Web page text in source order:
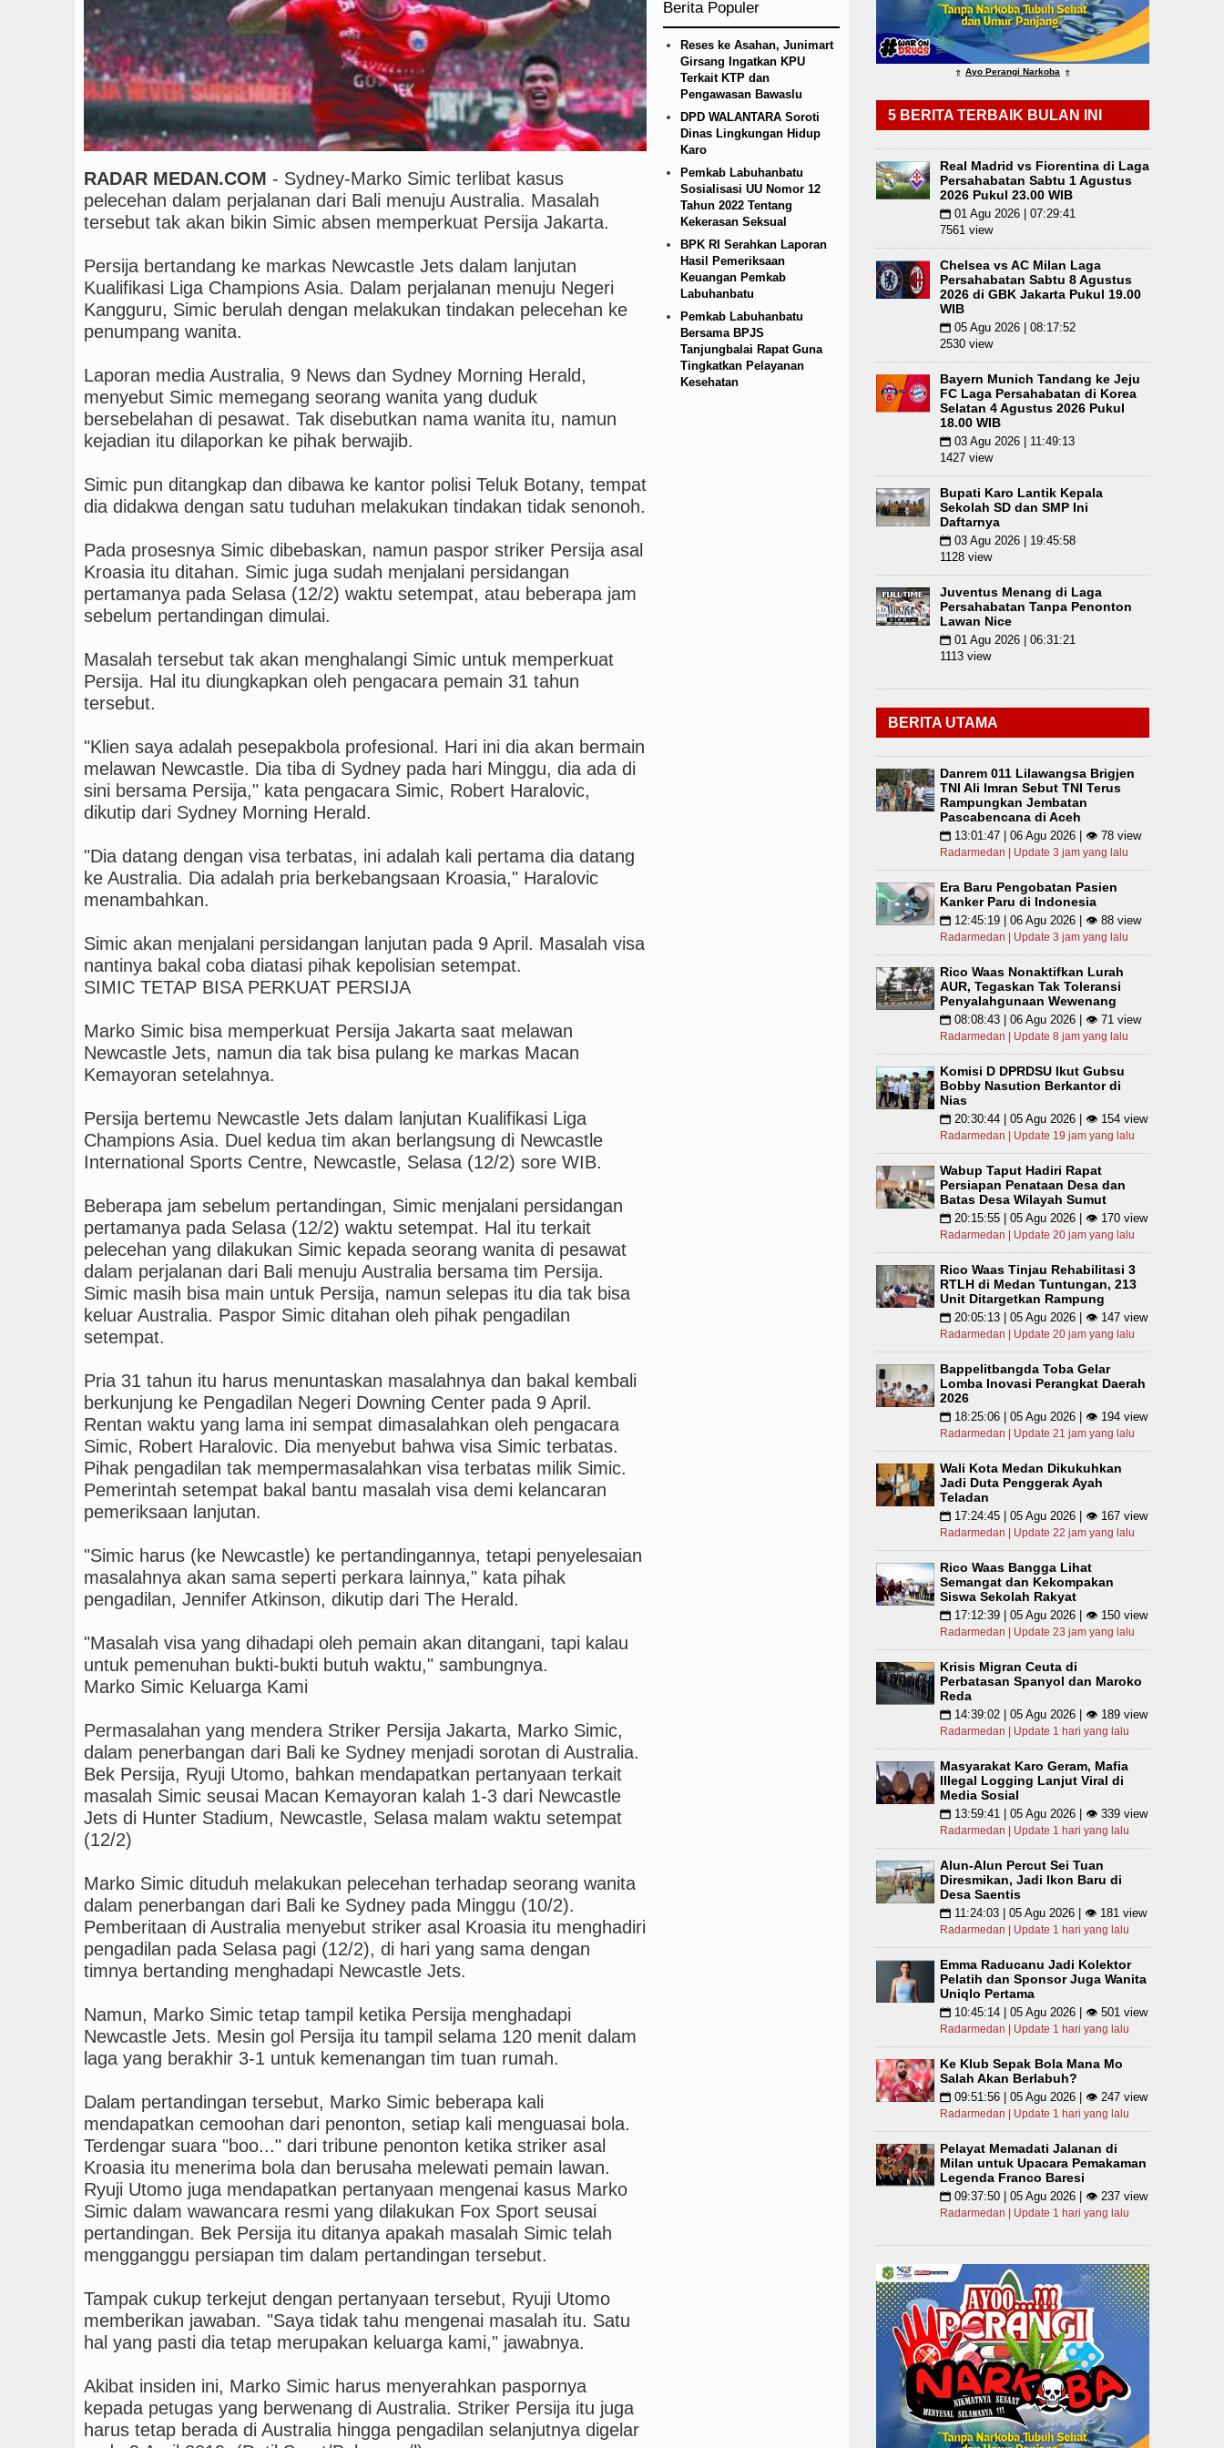
Era Baru Pengobatan Pasien Kanker Paru di Indonesia Rico Waas Nonaktifkan Lurah AUR, Tegaskan Tak Toleransi
RADAR MEDAN.COM - Sydney-Marko Simic terlibat kasus
pelecehan dalam perjalanan dari Bali menuju Australia. Masalah
tersebut tak akan bikin Simic absen memperkuat Persija Jakarta.
Persija bertandang ke markas Newcastle Jets dalam lanjutan
Kualifikasi Liga Champions Asia. Dalam perjalanan menuju Negeri
Kangguru, Simic berulah dengan melakukan tindakan pelecehan ke
penumpang wanita.
Laporan media Australia, 9 News dan Sydney Morning Herald,
menyebut Simic memegang seorang wanita yang duduk
bersebelahan di pesawat. Tak disebutkan nama wanita itu, namun
kejadian itu dilaporkan ke pihak berwajib.
Simic pun ditangkap dan dibawa ke kantor polisi Teluk Botany, tempat
dia didakwa dengan satu tuduhan melakukan tindakan tidak senonoh.
Pada prosesnya Simic dibebaskan, namun paspor striker Persija asal
Kroasia itu ditahan. Simic juga sudah menjalani persidangan
pertamanya pada Selasa (12/2) waktu setempat, atau beberapa jam
sebelum pertandingan dimulai.
Masalah tersebut tak akan menghalangi Simic untuk memperkuat
Persija. Hal itu diungkapkan oleh pengacara pemain 31 tahun
tersebut.
"Klien saya adalah pesepakbola profesional. Hari ini dia akan bermain
melawan Newcastle. Dia tiba di Sydney pada hari Minggu, dia ada di
sini bersama Persija," kata pengacara Simic, Robert Haralovic,
dikutip dari Sydney Morning Herald.
"Dia datang dengan visa terbatas, ini adalah kali pertama dia datang
ke Australia. Dia adalah pria berkebangsaan Kroasia," Haralovic
menambahkan.
Simic akan menjalani persidangan lanjutan pada 9 April. Masalah visa
nantinya bakal coba diatasi pihak kepolisian setempat.
SIMIC TETAP BISA PERKUAT PERSIJA
Marko Simic bisa memperkuat Persija Jakarta saat melawan
Newcastle Jets, namun dia tak bisa pulang ke markas Macan
Kemayoran setelahnya.
Persija bertemu Newcastle Jets dalam lanjutan Kualifikasi Liga
Champions Asia. Duel kedua tim akan berlangsung di Newcastle
International Sports Centre, Newcastle, Selasa (12/2) sore WIB.
Beberapa jam sebelum pertandingan, Simic menjalani persidangan
pertamanya pada Selasa (12/2) waktu setempat. Hal itu terkait
pelecehan yang dilakukan Simic kepada seorang wanita di pesawat
dalam perjalanan dari Bali menuju Australia bersama tim Persija.
Simic masih bisa main untuk Persija, namun selepas itu dia tak bisa
keluar Australia. Paspor Simic ditahan oleh pihak pengadilan
setempat.
Pria 31 tahun itu harus menuntaskan masalahnya dan bakal kembali
berkunjung ke Pengadilan Negeri Downing Center pada 9 April.
Rentan waktu yang lama ini sempat dimasalahkan oleh pengacara
Simic, Robert Haralovic. Dia menyebut bahwa visa Simic terbatas.
Pihak pengadilan tak mempermasalahkan visa terbatas milik Simic.
Pemerintah setempat bakal bantu masalah visa demi kelancaran
pemeriksaan lanjutan.
"Simic harus (ke Newcastle) ke pertandingannya, tetapi penyelesaian
masalahnya akan sama seperti perkara lainnya," kata pihak
pengadilan, Jennifer Atkinson, dikutip dari The Herald.
"Masalah visa yang dihadapi oleh pemain akan ditangani, tapi kalau
untuk pemenuhan bukti-bukti butuh waktu," sambungnya.
Marko Simic Keluarga Kami
Permasalahan yang mendera Striker Persija Jakarta, Marko Simic,
dalam penerbangan dari Bali ke Sydney menjadi sorotan di Australia.
Bek Persija, Ryuji Utomo, bahkan mendapatkan pertanyaan terkait
masalah Simic seusai Macan Kemayoran kalah 1-3 dari Newcastle
Jets di Hunter Stadium, Newcastle, Selasa malam waktu setempat
(12/2)
Marko Simic dituduh melakukan pelecehan terhadap seorang wanita
dalam penerbangan dari Bali ke Sydney pada Minggu (10/2).
Pemberitaan di Australia menyebut striker asal Kroasia itu menghadiri
pengadilan pada Selasa pagi (12/2), di hari yang sama dengan
timnya bertanding menghadapi Newcastle Jets.
Namun, Marko Simic tetap tampil ketika Persija menghadapi
Newcastle Jets. Mesin gol Persija itu tampil selama 120 menit dalam
laga yang berakhir 3-1 untuk kemenangan tim tuan rumah.
Dalam pertandingan tersebut, Marko Simic beberapa kali
mendapatkan cemoohan dari penonton, setiap kali menguasai bola.
Terdengar suara "boo..." dari tribune penonton ketika striker asal
Kroasia itu menerima bola dan berusaha melewati pemain lawan.
Ryuji Utomo juga mendapatkan pertanyaan mengenai kasus Marko
Simic dalam wawancara resmi yang dilakukan Fox Sport seusai
pertandingan. Bek Persija itu ditanya apakah masalah Simic telah
mengganggu persiapan tim dalam pertandingan tersebut.
Tampak cukup terkejut dengan pertanyaan tersebut, Ryuji Utomo
memberikan jawaban. "Saya tidak tahu mengenai masalah itu. Satu
hal yang pasti dia tetap merupakan keluarga kami," jawabnya.
Akibat insiden ini, Marko Simic harus menyerahkan paspornya
kepada petugas yang berwenang di Australia. Striker Persija itu juga
harus tetap berada di Australia hingga pengadilan selanjutnya digelar
Berita Populer
Reses ke Asahan, Junimart
Girsang Ingatkan KPU
Terkait KTP dan
Pengawasan Bawaslu
DPD WALANTARA Soroti
Dinas Lingkungan Hidup
Karo
Pemkab Labuhanbatu
Sosialisasi UU Nomor 12
Tahun 2022 Tentang
Kekerasan Seksual
BPK RI Serahkan Laporan
Hasil Pemeriksaan
Keuangan Pemkab
Labuhanbatu
Pemkab Labuhanbatu
Bersama BPJS
Tanjungbalai Rapat Guna
Tingkatkan Pelayanan
Kesehatan
⇑ Ayo Perangi Narkoba ⇑
5 BERITA TERBAIK BULAN INI
Real Madrid vs Fiorentina di Laga
Persahabatan Sabtu 1 Agustus
2026 Pukul 23.00 WIB
📅 01 Agu 2026 | 07:29:41
7561 view
Chelsea vs AC Milan Laga
Persahabatan Sabtu 8 Agustus
2026 di GBK Jakarta Pukul 19.00
WIB
📅 05 Agu 2026 | 08:17:52
2530 view
Bayern Munich Tandang ke Jeju
FC Laga Persahabatan di Korea
Selatan 4 Agustus 2026 Pukul
18.00 WIB
📅 03 Agu 2026 | 11:49:13
1427 view
Bupati Karo Lantik Kepala
Sekolah SD dan SMP Ini
Daftarnya
📅 03 Agu 2026 | 19:45:58
1128 view
Juventus Menang di Laga
Persahabatan Tanpa Penonton
Lawan Nice
📅 01 Agu 2026 | 06:31:21
1113 view
BERITA UTAMA
Danrem 011 Lilawangsa Brigjen
TNI Ali Imran Sebut TNI Terus
Rampungkan Jembatan
Pascabencana di Aceh
📅 13:01:47 | 06 Agu 2026 | 👁 78 view
Radarmedan | Update 3 jam yang lalu
Era Baru Pengobatan Pasien
Kanker Paru di Indonesia
📅 12:45:19 | 06 Agu 2026 | 👁 88 view
Radarmedan | Update 3 jam yang lalu
Rico Waas Nonaktifkan Lurah
AUR, Tegaskan Tak Toleransi
Penyalahgunaan Wewenang
📅 08:08:43 | 06 Agu 2026 | 👁 71 view
Radarmedan | Update 8 jam yang lalu
Komisi D DPRDSU Ikut Gubsu
Bobby Nasution Berkantor di
Nias
📅 20:30:44 | 05 Agu 2026 | 👁 154 view
Radarmedan | Update 19 jam yang lalu
Wabup Taput Hadiri Rapat
Persiapan Penataan Desa dan
Batas Desa Wilayah Sumut
📅 20:15:55 | 05 Agu 2026 | 👁 170 view
Radarmedan | Update 20 jam yang lalu
Rico Waas Tinjau Rehabilitasi 3
RTLH di Medan Tuntungan, 213
Unit Ditargetkan Rampung
📅 20:05:13 | 05 Agu 2026 | 👁 147 view
Radarmedan | Update 20 jam yang lalu
Bappelitbangda Toba Gelar
Lomba Inovasi Perangkat Daerah
2026
📅 18:25:06 | 05 Agu 2026 | 👁 194 view
Radarmedan | Update 21 jam yang lalu
Wali Kota Medan Dikukuhkan
Jadi Duta Penggerak Ayah
Teladan
📅 17:24:45 | 05 Agu 2026 | 👁 167 view
Radarmedan | Update 22 jam yang lalu
Rico Waas Bangga Lihat
Semangat dan Kekompakan
Siswa Sekolah Rakyat
📅 17:12:39 | 05 Agu 2026 | 👁 150 view
Radarmedan | Update 23 jam yang lalu
Krisis Migran Ceuta di
Perbatasan Spanyol dan Maroko
Reda
📅 14:39:02 | 05 Agu 2026 | 👁 189 view
Radarmedan | Update 1 hari yang lalu
Masyarakat Karo Geram, Mafia
Illegal Logging Lanjut Viral di
Media Sosial
📅 13:59:41 | 05 Agu 2026 | 👁 339 view
Radarmedan | Update 1 hari yang lalu
Alun-Alun Percut Sei Tuan
Diresmikan, Jadi Ikon Baru di
Desa Saentis
📅 11:24:03 | 05 Agu 2026 | 👁 181 view
Radarmedan | Update 1 hari yang lalu
Emma Raducanu Jadi Kolektor
Pelatih dan Sponsor Juga Wanita
Uniqlo Pertama
📅 10:45:14 | 05 Agu 2026 | 👁 501 view
Radarmedan | Update 1 hari yang lalu
Ke Klub Sepak Bola Mana Mo
Salah Akan Berlabuh?
📅 09:51:56 | 05 Agu 2026 | 👁 247 view
Radarmedan | Update 1 hari yang lalu
Pelayat Memadati Jalanan di
Milan untuk Upacara Pemakaman
Legenda Franco Baresi
📅 09:37:50 | 05 Agu 2026 | 👁 237 view
Radarmedan | Update 1 hari yang lalu